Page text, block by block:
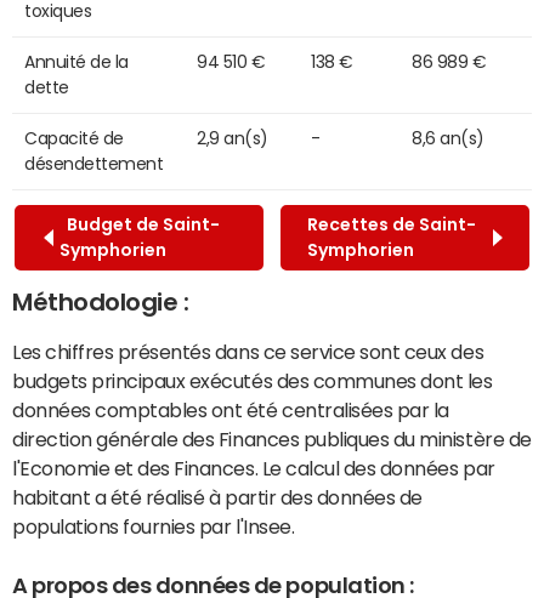
toxiques
Annuité de la
dette
94 510 € 138 € 86 989 €
Capacité de
désendettement
2,9 an(s) - 8,6 an(s)
Budget de Saint-
Symphorien
Recettes de Saint-
Symphorien
Méthodologie :
Les chiffres présentés dans ce service sont ceux des
budgets principaux exécutés des communes dont les
données comptables ont été centralisées par la
direction générale des Finances publiques du ministère de
l'Economie et des Finances. Le calcul des données par
habitant a été réalisé à partir des données de
populations fournies par l'Insee.
A propos des données de population :